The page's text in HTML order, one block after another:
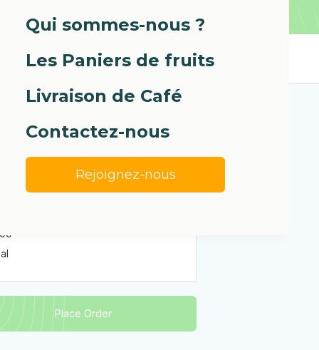
Qui sommes-nous ?
Les Paniers de fruits
Livraison de Café
Contactez-nous
Rejoignez-nous
Summary
Place Order